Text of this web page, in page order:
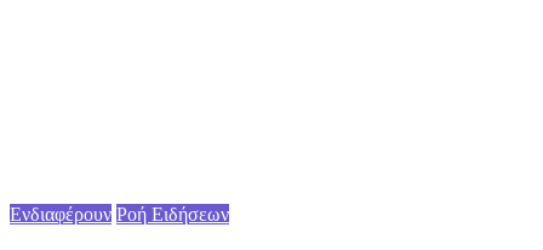
Ενδιαφέρουν Ροή Ειδήσεων